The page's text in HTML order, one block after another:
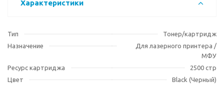
Характеристики
Тип
Тонер/картридж
Назначение
Для лазерного принтера /
МФУ
Ресурс картриджа
2500 стр
Цвет
Black (Черный)